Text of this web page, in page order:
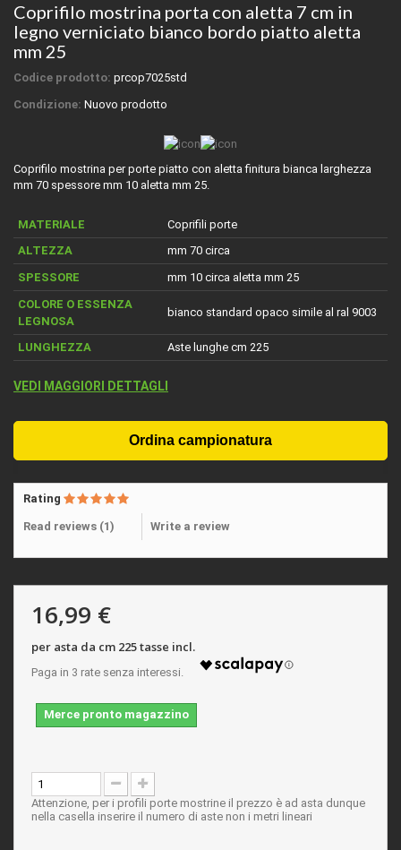
Coprifilo mostrina porta con aletta 7 cm in
legno verniciato bianco bordo piatto aletta
mm 25
Codice prodotto: prcop7025std
Condizione: Nuovo prodotto
Coprifilo mostrina per porte piatto con aletta finitura bianca larghezza
mm 70 spessore mm 10 aletta mm 25.
MATERIALE
Coprifili porte
ALTEZZA
mm 70 circa
SPESSORE
mm 10 circa aletta mm 25
COLORE O ESSENZA
LEGNOSA
bianco standard opaco simile al ral 9003
LUNGHEZZA Aste lunghe cm 225
VEDI MAGGIORI DETTAGLI
Rating
Read reviews (1) Write a review
16,99 €
per asta da cm 225 tasse incl.
Merce pronto magazzino
Attenzione, per i profili porte mostrine il prezzo è ad asta dunque
nella casella inserire il numero di aste non i metri lineari